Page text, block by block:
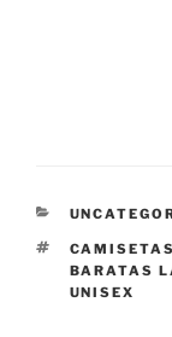
ETIQUETAS
BARATAS
UNISEX